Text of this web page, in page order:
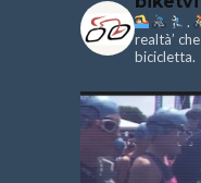
.
realtà’
bicicletta.